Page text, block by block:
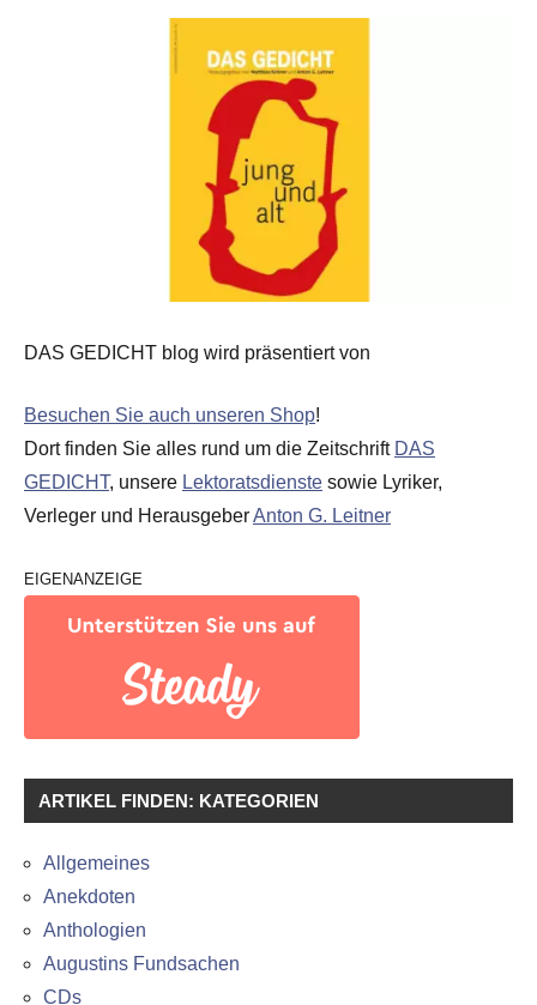
DAS GEDICHT blog wird präsentiert von
Besuchen Sie auch unseren Shop!
Dort finden Sie alles rund um die Zeitschrift DAS
GEDICHT, unsere Lektoratsdienste sowie Lyriker,
Verleger und HerausgeberAnton G. Leitner
EIGENANZEIGE
ARTIKEL FINDEN: KATEGORIEN
Allgemeines
Anekdoten
Anthologien
Augustins Fundsachen
CDs